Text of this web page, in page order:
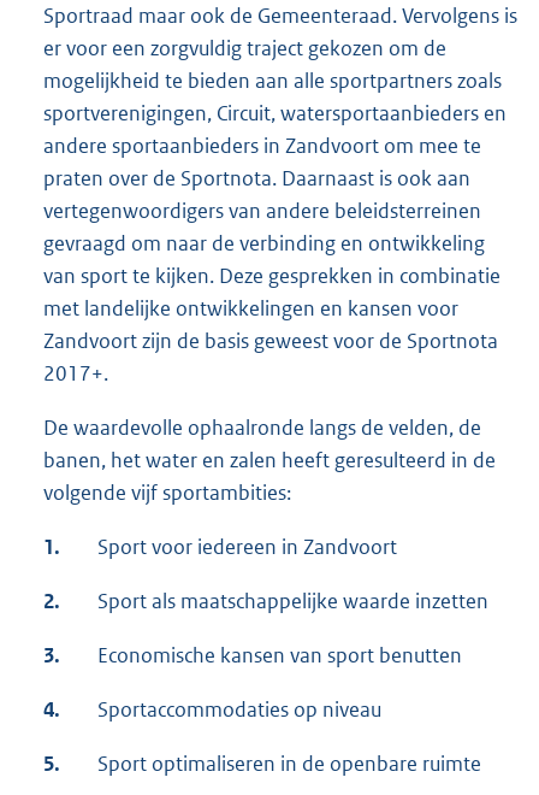
Sportraad maar ook de Gemeenteraad. Vervolgens is
er voor een zorgvuldig traject gekozen om de
mogelijkheid te bieden aan alle sportpartners zoals
sportverenigingen, Circuit, watersportaanbieders en
andere sportaanbieders in Zandvoort om mee te
praten over de Sportnota. Daarnaast is ook aan
vertegenwoordigers van andere beleidsterreinen
gevraagd om naar de verbinding en ontwikkeling
van sport te kijken. Deze gesprekken in combinatie
met landelijke ontwikkelingen en kansen voor
Zandvoort zijn de basis geweest voor de Sportnota
2017+.
De waardevolle ophaalronde langs de velden, de
banen, het water en zalen heeft geresulteerd in de
volgende vijf sportambities:
1. Sport voor iedereen in Zandvoort
2. Sport als maatschappelijke waarde inzetten
3. Economische kansen van sport benutten
4. Sportaccommodaties op niveau
5. Sport optimaliseren in de openbare ruimte